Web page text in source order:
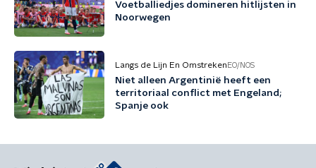
Voetballiedjes domineren hitlijsten in
Noorwegen
Langs de Lijn En Omstreken EO/NOS
Niet alleen Argentinië heeft een
territoriaal conflict met Engeland;
Spanje ook